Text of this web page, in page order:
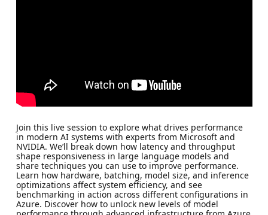
Join this live session to explore what drives performance
in modern AI systems with experts from Microsoft and
NVIDIA. We’ll break down how latency and throughput
shape responsiveness in large language models and
share techniques you can use to improve performance.
Learn how hardware, batching, model size, and inference
optimizations affect system efficiency, and see
benchmarking in action across different configurations in
Azure. Discover how to unlock new levels of model